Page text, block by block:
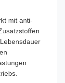
mit anti-